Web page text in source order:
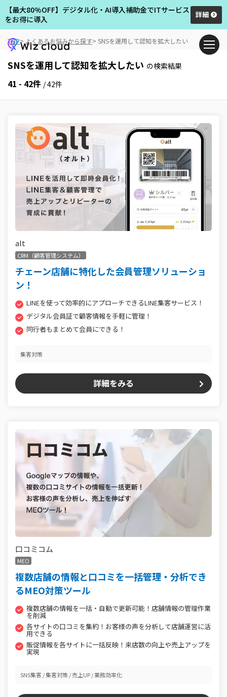
【最大80%OFF】デジタル化・AI導入補助金でITサービス
をお得に導入
詳細
TOP よくあるお悩みから探す SNSを運用して認知を拡大したい
SNSを運用して認知を拡大したい の検索結果
41 - 42件 / 42件
alt
CRM（顧客管理システム）
チェーン店舗に特化した会員管理ソリューショ
ン！
LINEを使って効率的にアプローチできるLINE集客サービス！
デジタル会員証で顧客情報を手軽に管理！
同行者もまとめて会員にできる！
集客対策
詳細をみる
口コミコム
MEO
複数店舗の情報と口コミを一括管理・分析でき
るMEO対策ツール
複数店舗の情報を一括・自動で更新可能！店舗情報の管理作業
を削減
各サイトの口コミを集約！お客様の声を分析して店舗運営に活
用できる
販促情報を各サイトに一括反映！来店数の向上や売上アップを
実現
SNS集客 集客対策 売上UP 業務効率化